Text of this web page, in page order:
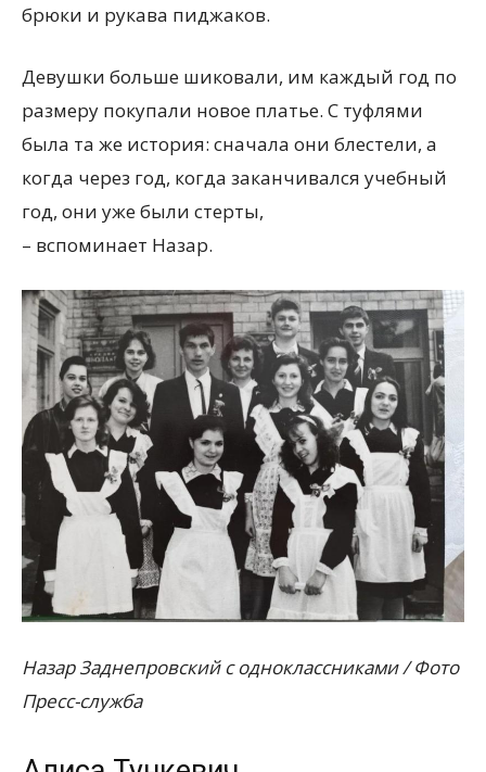
брюки и рукава пиджаков.
Девушки больше шиковали, им каждый год по
размеру покупали новое платье. С туфлями
была та же история: сначала они блестели, а
когда через год, когда заканчивался учебный
год, они уже были стерты,
– вспоминает Назар.
Назар Заднепровский с одноклассниками / Фото
Пресс-служба